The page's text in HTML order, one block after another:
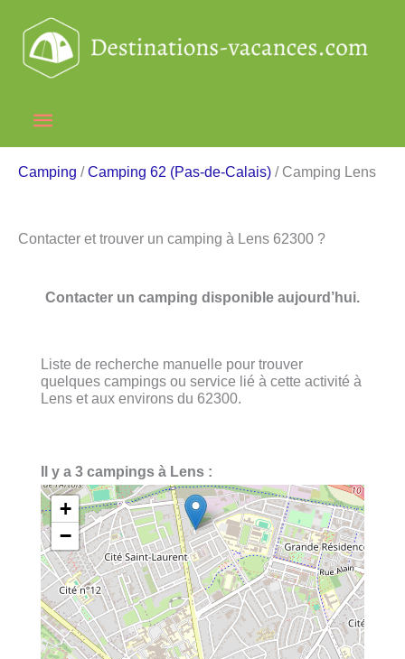
contenu
Menu
principal
Camping /Camping 62 (Pas-de-Calais) / Camping Lens
Contacter et trouver un camping à Lens 62300 ?
Contacter un camping disponible aujourd’hui.
Liste de recherche manuelle pour trouver
quelques campings ou service lié à cette activité à
Lens et aux environs du 62300.
Il y a 3 campings à Lens :
+
−